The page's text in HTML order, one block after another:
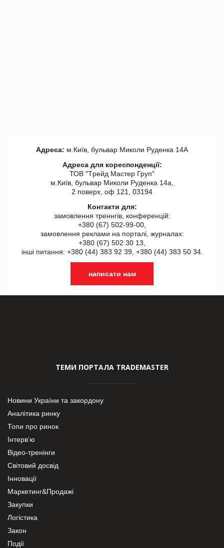
Адреса: м.Київ, бульвар Миколи Руденка 14А
Адреса для кореспонденції:
ТОВ "Tрейд Мастер Груп"
м.Київ, бульвар Миколи Руденка 14а,
2 поверх, оф 121, 03194
Контакти для:
замовлення треннгів, конференцій:
+380 (67) 502-99-00,
замовлення реклами на порталі, журналах:
+380 (67) 502 30 13,
інші питання: +380 (44) 383 92 39, +380 (44) 383 50 34.
написати нам
ТЕМИ ПОРТАЛА TRADEMASTER
Новини України та закордону
Аналітика ринку
Топи про ринок
Інтерв’ю
Відео-тренінги
Світовий досвід
Інновації
Маркетинг&Продажі
Закупки
Логістика
Закон
Події